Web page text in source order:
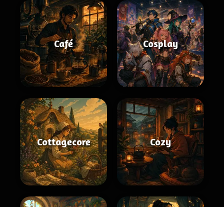
Café Cosplay
Cottagecore Cozy